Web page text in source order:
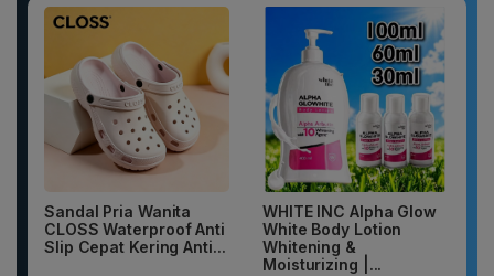
Sandal Pria Wanita
CLOSS Waterproof Anti
Slip Cepat Kering Anti...
WHITE INC Alpha Glow
White Body Lotion
Whitening &
Moisturizing |...